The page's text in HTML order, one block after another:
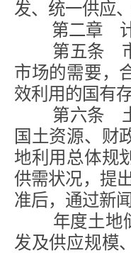
发、统一供应
第二章 计
第五条 市
市场的需要，
效利用的国有
第六条 土
国土资源、财
地利用总体规
供需状况，提
准后，通过新
年度土地储
发及供应规模